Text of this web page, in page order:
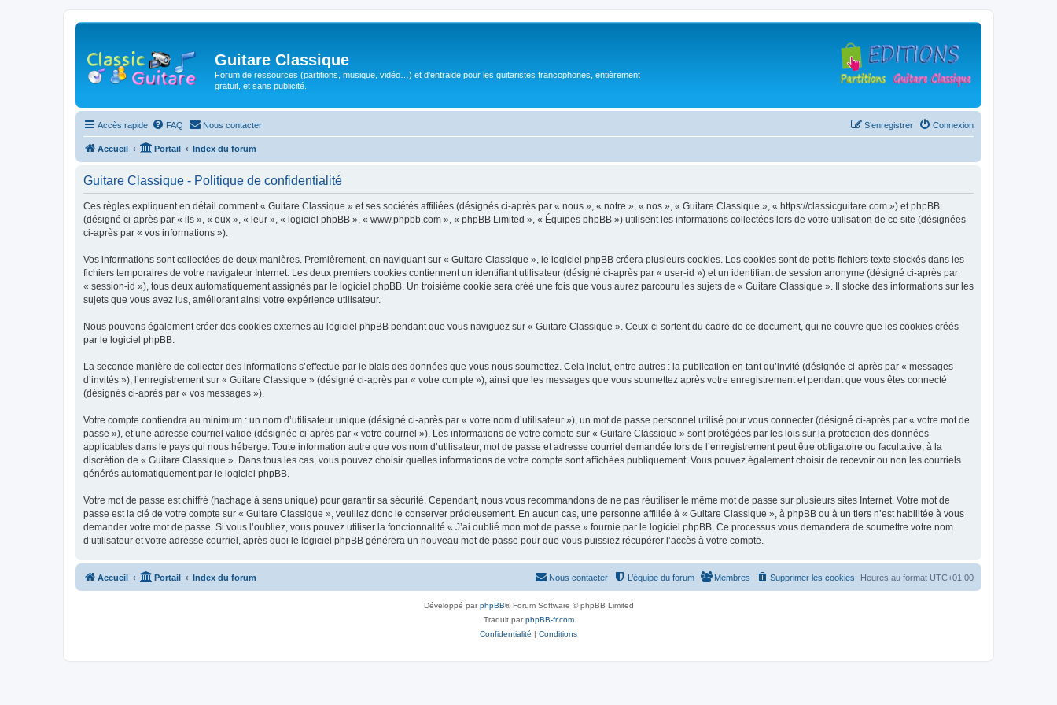
Guitare Classique
Forum de ressources (partitions, musique, vidéo…) et d'entraide pour les guitaristes francophones, entièrement
gratuit, et sans publicité.
Accès rapide FAQ Nous contacter Connexion
S’enregistrer
Accueil Portail Index du forum
Guitare Classique - Politique de confidentialité
Ces règles expliquent en détail comment « Guitare Classique » et ses sociétés affiliées (désignés ci-après par « nous », « notre », « nos », « Guitare Classique », « https://classicguitare.com ») et phpBB
(désigné ci-après par « ils », « eux », « leur », « logiciel phpBB », « www.phpbb.com », « phpBB Limited », « Équipes phpBB ») utilisent les informations collectées lors de votre utilisation de ce site (désignées
ci-après par « vos informations »).
Vos informations sont collectées de deux manières. Premièrement, en naviguant sur « Guitare Classique », le logiciel phpBB créera plusieurs cookies. Les cookies sont de petits fichiers texte stockés dans les
fichiers temporaires de votre navigateur Internet. Les deux premiers cookies contiennent un identifiant utilisateur (désigné ci-après par « user-id ») et un identifiant de session anonyme (désigné ci-après par
« session-id »), tous deux automatiquement assignés par le logiciel phpBB. Un troisième cookie sera créé une fois que vous aurez parcouru les sujets de « Guitare Classique ». Il stocke des informations sur les
sujets que vous avez lus, améliorant ainsi votre expérience utilisateur.
Nous pouvons également créer des cookies externes au logiciel phpBB pendant que vous naviguez sur « Guitare Classique ». Ceux-ci sortent du cadre de ce document, qui ne couvre que les cookies créés
par le logiciel phpBB.
La seconde manière de collecter des informations s’effectue par le biais des données que vous nous soumettez. Cela inclut, entre autres : la publication en tant qu’invité (désignée ci-après par « messages
d’invités »), l’enregistrement sur « Guitare Classique » (désigné ci-après par « votre compte »), ainsi que les messages que vous soumettez après votre enregistrement et pendant que vous êtes connecté
(désignés ci-après par « vos messages »).
Votre compte contiendra au minimum : un nom d’utilisateur unique (désigné ci-après par « votre nom d’utilisateur »), un mot de passe personnel utilisé pour vous connecter (désigné ci-après par « votre mot de
passe »), et une adresse courriel valide (désignée ci-après par « votre courriel »). Les informations de votre compte sur « Guitare Classique » sont protégées par les lois sur la protection des données
applicables dans le pays qui nous héberge. Toute information autre que vos nom d’utilisateur, mot de passe et adresse courriel demandée lors de l’enregistrement peut être obligatoire ou facultative, à la
discrétion de « Guitare Classique ». Dans tous les cas, vous pouvez choisir quelles informations de votre compte sont affichées publiquement. Vous pouvez également choisir de recevoir ou non les courriels
générés automatiquement par le logiciel phpBB.
Votre mot de passe est chiffré (hachage à sens unique) pour garantir sa sécurité. Cependant, nous vous recommandons de ne pas réutiliser le même mot de passe sur plusieurs sites Internet. Votre mot de
passe est la clé de votre compte sur « Guitare Classique », veuillez donc le conserver précieusement. En aucun cas, une personne affiliée à « Guitare Classique », à phpBB ou à un tiers n’est habilitée à vous
demander votre mot de passe. Si vous l’oubliez, vous pouvez utiliser la fonctionnalité « J’ai oublié mon mot de passe » fournie par le logiciel phpBB. Ce processus vous demandera de soumettre votre nom
d’utilisateur et votre adresse courriel, après quoi le logiciel phpBB générera un nouveau mot de passe pour que vous puissiez récupérer l’accès à votre compte.
Accueil Portail Index du forum Heures au format UTC+01:00
Supprimer les cookies
Membres
L’équipe du forum
Nous contacter
Développé parphpBB® Forum Software © phpBB Limited
Traduit parphpBB-fr.com
Confidentialité | Conditions